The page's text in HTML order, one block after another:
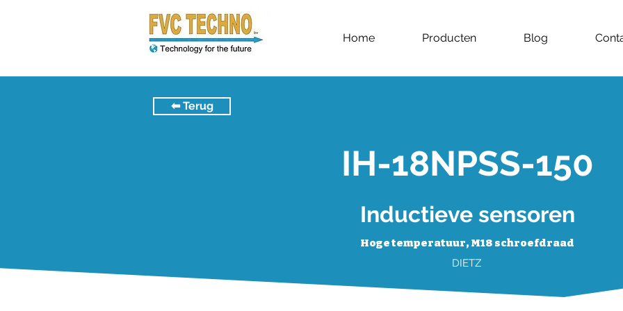
Home Producten Blog
⬅︎ Terug
Inductieve sensoren
Hoge temperatuur, M18 schroefdraad
DIETZ
IH-18NPSS-150